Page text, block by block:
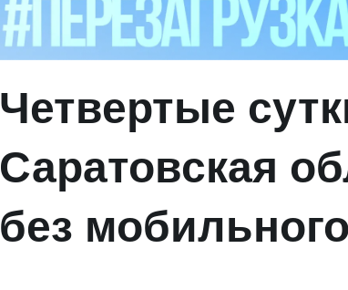
Четвертые
Саратовская
без